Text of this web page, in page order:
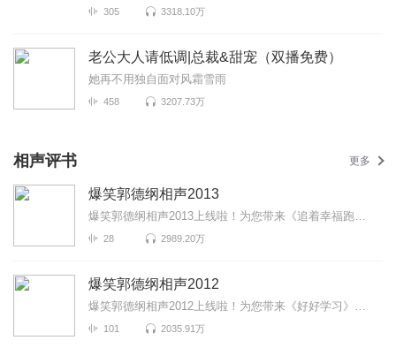
305 3318.10万
老公大人请低调|总裁&甜宠（双播免费）
她再不用独自面对风霜雪雨
458 3207.73万
相声评书 更多
爆笑郭德纲相声2013
爆笑郭德纲相声2013上线啦！为您带来《追着幸福跑》《爱情传奇》《学评书》等高能相声！各种爆笑包袱等...
28 2989.20万
爆笑郭德纲相声2012
爆笑郭德纲相声2012上线啦！为您带来《好好学习》《郭家菜》《情义谱》等高能相声！各种爆笑包袱等你解...
101 2035.91万